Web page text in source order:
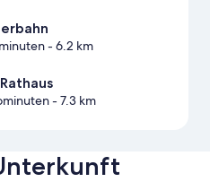
- 6.2 km
- 7.3 km